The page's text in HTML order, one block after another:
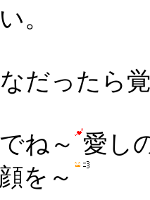
。
だったら
ね～ 愛し
を～